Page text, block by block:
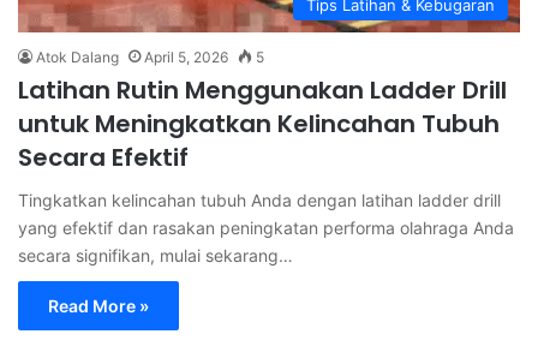
Tips Latihan & Kebugaran
Atok Dalang April 5, 2026 5
Latihan Rutin Menggunakan Ladder Drill
untuk Meningkatkan Kelincahan Tubuh
Secara Efektif
Tingkatkan kelincahan tubuh Anda dengan latihan ladder drill
yang efektif dan rasakan peningkatan performa olahraga Anda
secara signifikan, mulai sekarang…
Read More »